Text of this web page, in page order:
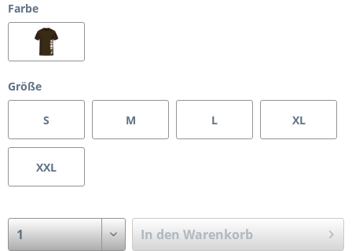
Farbe
Größe
S M L XL
XXL
In den Warenkorb